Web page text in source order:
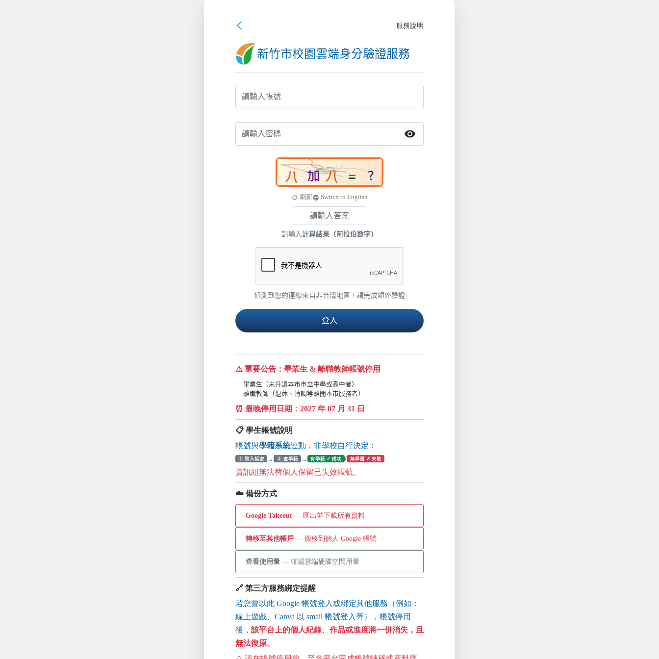
服務說明
新竹市校園雲端身分驗證服務
visibility
refresh 刷新language Switch to English
請輸入計算結果（阿拉伯數字）
偵測到您的連線來自非台灣地區，請完成額外驗證
⚠️ 重要公告：畢業生 & 離職教師帳號停用
畢業生（未升讀本市市立中學或高中者）
離職教師（退休、轉調等離開本市服務者）
⏰ 最晚停用日期： 2027 年 07 月 31 日
📋 學生帳號說明
帳號與學籍系統連動，非學校自行決定：
① 輸入帳密 → ② 查學籍 → 有學籍 ✓ 成功 / 無學籍 ✗ 失敗
資訊組無法替個人保留已失效帳號。
☁️ 備份方式
Google Takeout — 匯出並下載所有資料
轉移至其他帳戶 — 搬移到個人 Google 帳號
查看使用量 — 確認雲端硬碟空間用量
🔗 第三方服務綁定提醒
若您曾以此 Google 帳號登入或綁定其他服務（例如：
線上遊戲、Canva 以 smail 帳號登入等），帳號停用
後， 該平台上的個人紀錄、作品或進度將一併消失，且
無法復原。